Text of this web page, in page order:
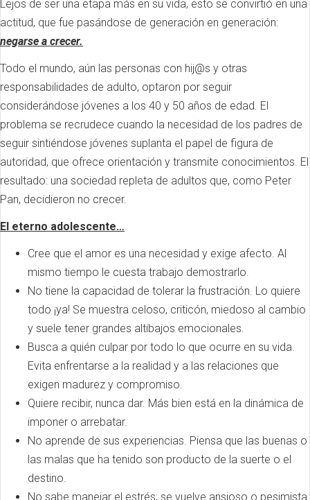
Lejos de ser una etapa más en su vida, esto se convirtió en una
actitud, que fue pasándose de generación en generación:
negarse a crecer.
Todo el mundo, aún las personas con hij@s y otras
responsabilidades de adulto, optaron por seguir
considerándose jóvenes a los 40 y 50 años de edad. El
problema se recrudece cuando la necesidad de los padres de
seguir sintiéndose jóvenes suplanta el papel de figura de
autoridad, que ofrece orientación y transmite conocimientos. El
resultado: una sociedad repleta de adultos que, como Peter
Pan, decidieron no crecer.
El eterno adolescente…
Cree que el amor es una necesidad y exige afecto. Al
mismo tiempo le cuesta trabajo demostrarlo.
No tiene la capacidad de tolerar la frustración. Lo quiere
todo ¡ya! Se muestra celoso, criticón, miedoso al cambio
y suele tener grandes altibajos emocionales.
Busca a quién culpar por todo lo que ocurre en su vida.
Evita enfrentarse a la realidad y a las relaciones que
exigen madurez y compromiso.
Quiere recibir, nunca dar. Más bien está en la dinámica de
imponer o arrebatar.
No aprende de sus experiencias. Piensa que las buenas o
las malas que ha tenido son producto de la suerte o el
destino.
No sabe manejar el estrés; se vuelve ansioso o pesimista.